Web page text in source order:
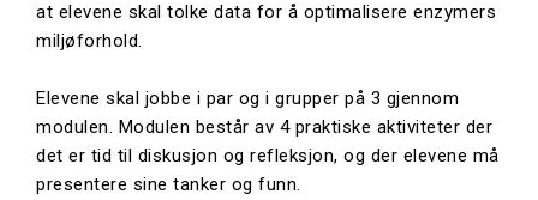
at elevene skal tolke data for å optimalisere enzymers
miljøforhold.
Elevene skal jobbe i par og i grupper på 3 gjennom
modulen. Modulen består av 4 praktiske aktiviteter der
det er tid til diskusjon og refleksjon, og der elevene må
presentere sine tanker og funn.